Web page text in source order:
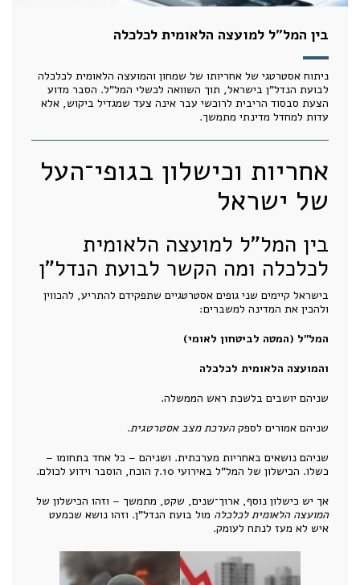
בין המל"ל למועצה הלאומית לכלכלה
ניתוח אסטרטגי של אחריותו של שמחון והמועצה הלאומית לכלכלה
לבועת הנדל"ן בישראל, תוך השוואה לכשלי המל"ל. הסבר מדוע
הצעת סבסוד הריבית לרוכשי עבר אינה צעד שמגדיל ביקוש, אלא
עדות למחדל מדינתי מתמשך.
אחריות וכישלון בגופי־העל
של ישראל
בין המל"ל למועצה הלאומית
לכלכלה ומה הקשר לבועת הנדל"ן
בישראל קיימים שני גופים אסטרטגיים שתפקידם להתריע, להכווין
ולהכין את המדינה למשברים:
המל"ל (המטה לביטחון לאומי)
והמועצה הלאומית לכלכלה
שניהם יושבים בלשכת ראש הממשלה.
שניהם אמורים לספקהערכת מצב אסטרטגית.
שניהם נושאים באחריות מערכתית. ושניהם – כל אחד בתחומו –
כשלו. הכישלון של המל"ל באירועי 7.10 הוכח, הוסבר וידוע לכולם.
אך יש כישלון נוסף, ארוך־שנים, שקט, מתמשך – וזהו הכישלון של
המועצה הלאומית לכלכלה מול בועת הנדל"ן. וזהו נושא שכמעט
איש לא מעז לנתח לעומק.